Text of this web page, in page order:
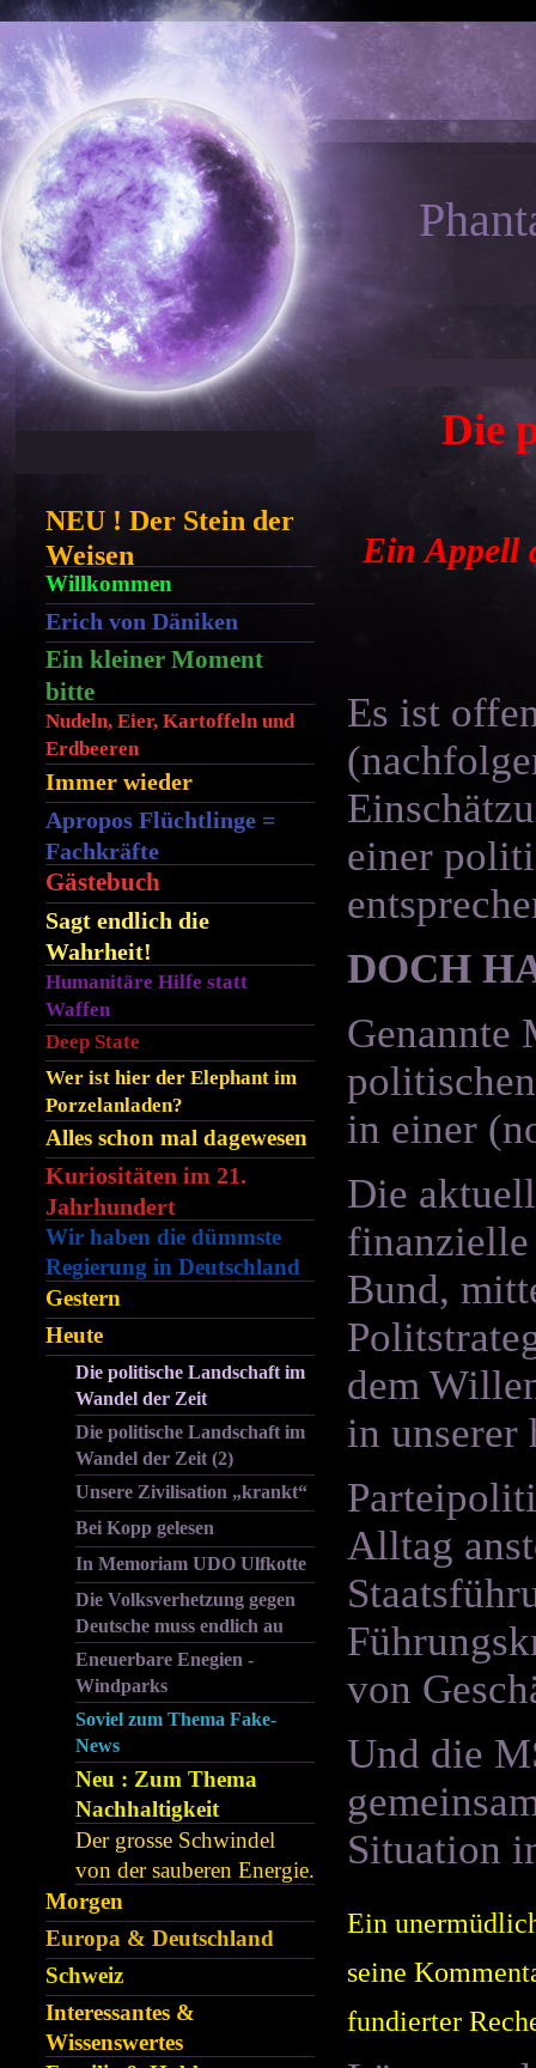
NEU ! Der Stein der
Weisen
Willkommen
Erich von Däniken
Ein kleiner Moment
bitte
Nudeln, Eier, Kartoffeln und
Erdbeeren
Immer wieder
Apropos Flüchtlinge =
Fachkräfte
Gästebuch
Sagt endlich die
Wahrheit!
Humanitäre Hilfe statt
Waffen
Deep State
Wer ist hier der Elephant im
Porzelanladen?
Alles schon mal dagewesen
Kuriositäten im 21.
Jahrhundert
Wir haben die dümmste
Regierung in Deutschland
Gestern
Heute
Die politische Landschaft im
Wandel der Zeit
Die politische Landschaft im
Wandel der Zeit (2)
Unsere Zivilisation „krankt“
Bei Kopp gelesen
In Memoriam UDO Ulfkotte
Die Volksverhetzung gegen
Deutsche muss endlich au
Eneuerbare Enegien -
Windparks
Soviel zum Thema Fake-
News
Neu : Zum Thema
Nachhaltigkeit
Der grosse Schwindel
von der sauberen Energie.
Morgen
Europa & Deutschland
Schweiz
Interessantes &
Wissenswertes
Die
Ein Appell
Es ist
einer
DOCH
Genannte
in einer
Die
Bund,
dem
in
Alltag
von
Und die
Situation
Ein
seine
fundierter